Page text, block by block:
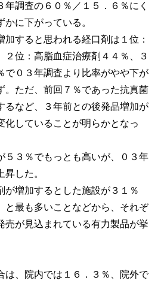
年調査の６０％／１５．６％にく
に下がっている。
加すると思われる経口剤は１位：
２位：高脂血症治療剤４４％、３
で０３年調査より比率がやや下が
。ただ、前回７％であった抗真菌
るなど、３年前との後発品増加が
化していることが明らかとなっ
５３％でもっとも高いが、０３年
した。
が増加するとした施設が３１％
と最も多いことなどから、それぞ
売が見込まれている有力製品が挙
は、院内では１６．３％、院外で